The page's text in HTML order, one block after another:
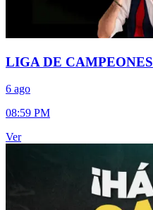
LIGA DE CAMPEONES
6 ago
08:59 PM
Ver